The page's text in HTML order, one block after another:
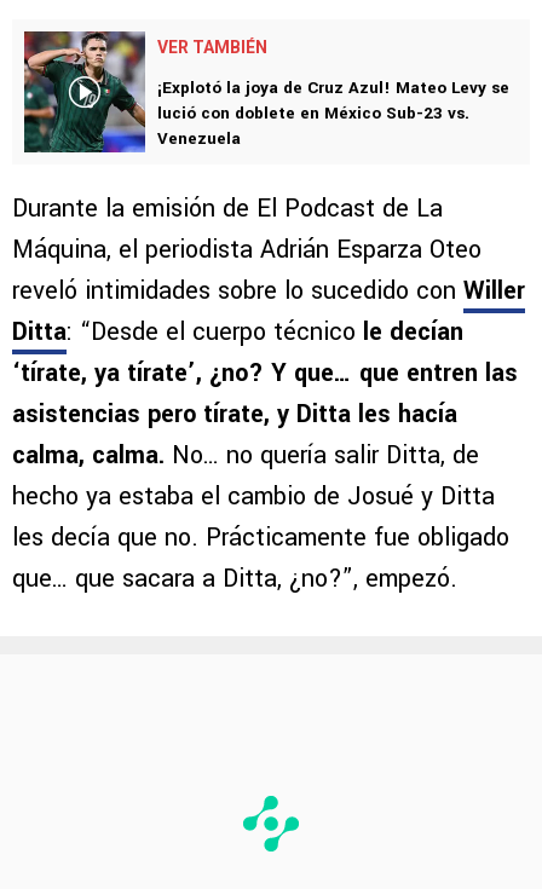
ajustar piezas tras el desgaste físico mostrado
en el último compromiso.
¡Explotó la joya de Cruz Azul! Mateo Levy se
lució con doblete en México Sub-23 vs.
Venezuela
Durante la emisión de El Podcast de La
Máquina, el periodista Adrián Esparza Oteo
reveló intimidades sobre lo sucedido con
Ditta: “Desde el cuerpo técnicole decían
‘tírate, ya tírate’, ¿no? Y que… que entren las
asistencias pero tírate, y Ditta les hacía
calma, calma.No… no quería salir Ditta, de